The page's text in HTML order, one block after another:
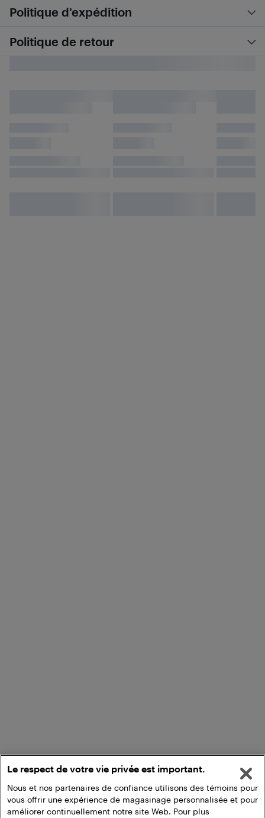
Politique d’expédition
Politique de retour
Le respect de votre vie privée est important.
Nous et nos partenaires de confiance utilisons des témoins pour
vous offrir une expérience de magasinage personnalisée et pour
améliorer continuellement notre site Web. Pour plus